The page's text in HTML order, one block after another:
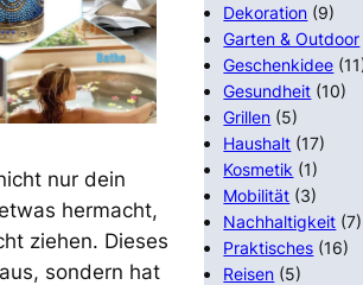
nur dein
hermacht,
ziehen. Dieses
sondern hat
Dekoration (9)
Garten & Outdoor
Geschenkidee
Gesundheit (10)
Grillen (5)
Haushalt (17)
Kosmetik (1)
Mobilität (3)
Nachhaltigkeit (7)
Praktisches (16)
Reisen (5)